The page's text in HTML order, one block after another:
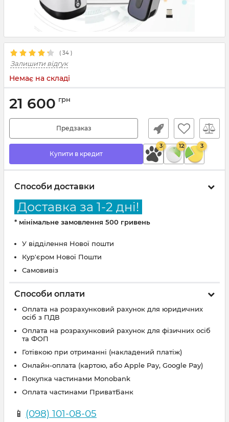
( 34 )
Залишити відгук
Немає на складі
21 600 грн
Предзаказ
Купити в кредит
3 12 3
Способи доставки
Доставка за 1-2 дні!
* мінімальне замовлення 500 гривень
У відділення Нової пошти
Кур'єром Нової Пошти
Самовивіз
Способи оплати
Оплата на розрахунковий рахунок для юридичних
осіб з ПДВ
Оплата на розрахунковий рахунок для фізичних осіб
та ФОП
Готівкою при отриманні (накладений платіж)
Онлайн-оплата (картою, або Apple Pay, Google Pay)
Покупка частинами Monobank
Оплата частинами ПриватБанк
📱 (098) 101-08-05